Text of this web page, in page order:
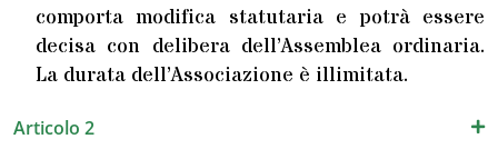
comporta modifica statutaria e potrà essere
decisa con delibera dell’Assemblea ordinaria.
La durata dell’Associazione è illimitata.
Articolo 2